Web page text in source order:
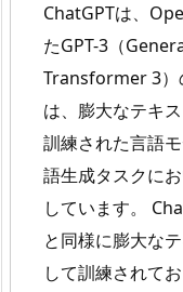
ChatGPTは、
たGPT-3（
Transformer 3）
は、膨大なテキ
訓練された言語
語生成タスクに
しています。
と同様に膨大な
して訓練されて